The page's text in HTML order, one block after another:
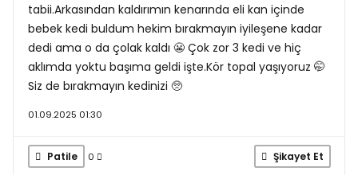
tabii.Arkasından kaldırımın kenarında eli kan içinde
bebek kedi buldum hekim bırakmayın iyileşene kadar
dedi ama o da çolak kaldı 😬 Çok zor 3 kedi ve hiç
aklımda yoktu başıma geldi işte.Kör topal yaşıyoruz 🤭
Siz de bırakmayın kedinizi 🥺
01.09.2025 01:30
Patile 0 Şikayet Et